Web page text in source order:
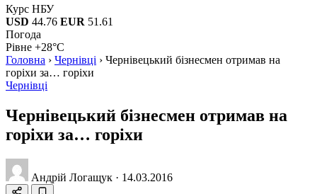
Курс НБУ
USD 44.76 EUR 51.61
Погода
Рівне +28°C
Головна › Чернівці › Чернівецький бізнесмен отримав на
горіхи за… горіхи
Чернівці
Чернівецький бізнесмен отримав на
горіхи за… горіхи
Андрій Логащук · 14.03.2016